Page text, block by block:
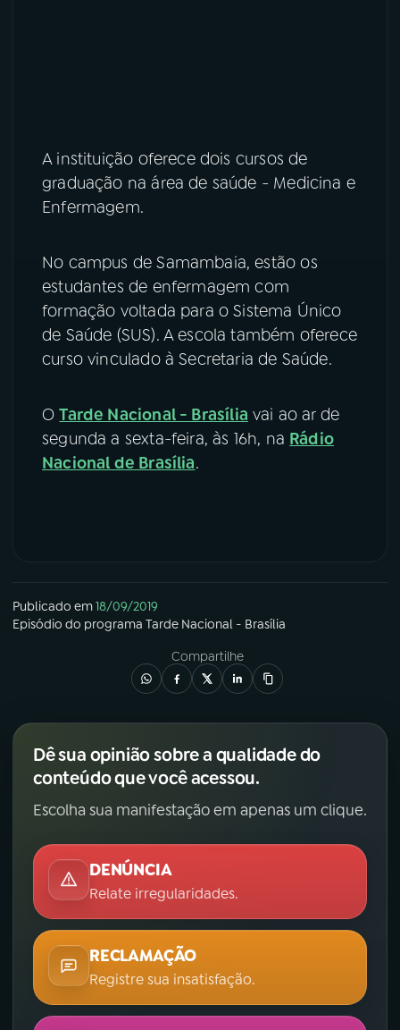
A instituição oferece dois cursos de
graduação na área de saúde - Medicina e
Enfermagem.
No campus de Samambaia, estão os
estudantes de enfermagem com
formação voltada para o Sistema Único
de Saúde (SUS). A escola também oferece
curso vinculado à Secretaria de Saúde.
OTarde Nacional - Brasília vai ao ar de
segunda a sexta-feira, às 16h, na Rádio
Nacional de Brasília.
Publicado em18/09/2019
Episódio do programa Tarde Nacional - Brasília
Compartilhe
Dê sua opinião sobre a qualidade do
conteúdo que você acessou.
Escolha sua manifestação em apenas um clique.
DENÚNCIA
Relate irregularidades.
RECLAMAÇÃO
Registre sua insatisfação.